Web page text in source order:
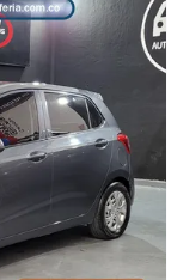
QUICK VIEW